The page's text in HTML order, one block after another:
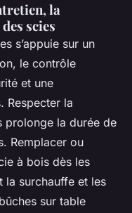
la
scies
s’appuie sur un
le contrôle
et une
Respecter la
prolonge la durée de
Remplacer ou
à bois dès les
la surchauffe et les
sur table